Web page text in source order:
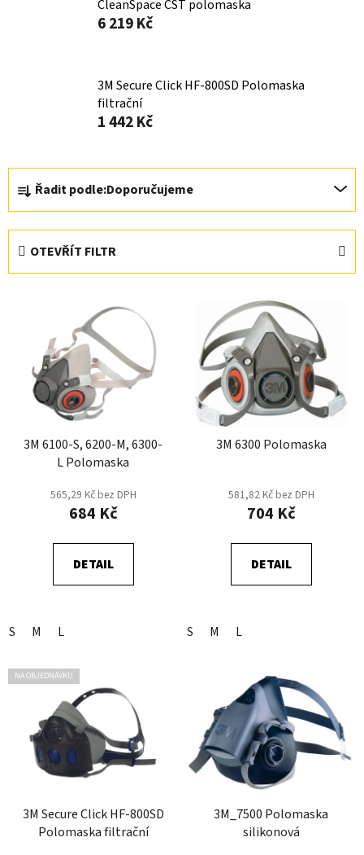
CleanSpace CST polomaska
6 219 Kč
3M Secure Click HF-800SD Polomaska
filtrační
1 442 Kč
z
Řadit podle:Doporučujeme
OTEVŘÍT FILTR
3M 6100-S, 6200-M, 6300-
L Polomaska
565,29 Kč bez DPH
684 Kč
DETAIL
S M L
3M 6300 Polomaska
581,82 Kč bez DPH
704 Kč
DETAIL
S M L
NA OBJEDNÁVKU
3M Secure Click HF-800SD
Polomaska filtrační
3M_7500 Polomaska
silikonová